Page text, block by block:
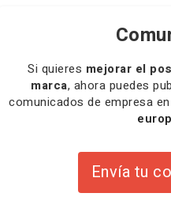
Si quieres mejorar el
marca, ahora puedes
comunicados de empresa
Envía tu